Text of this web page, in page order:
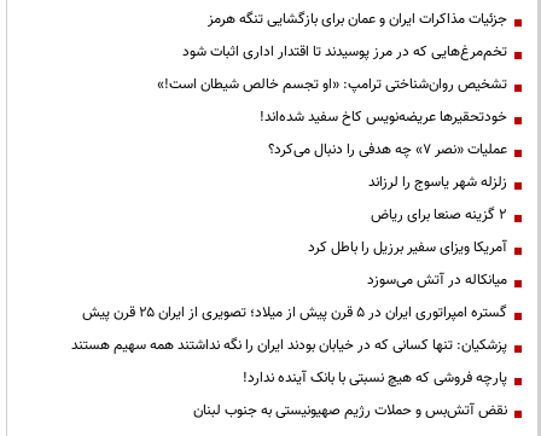
جزئیات مذاکرات ایران و عمان برای بازگشایی تنگه هرمز
تخم‌مرغ‌هایی که در مرز پوسیدند تا اقتدار اداری اثبات شود
تشخیص روان‌شناختی ترامپ: «او تجسم خالص شیطان است!»
خودتحقیرها عریضه‌نویس کاخ سفید شده‌اند!
عملیات «نصر ۷» چه هدفی را دنبال می‌کرد؟
زلزله شهر یاسوج را لرزاند
۲ گزینه صنعا برای ریاض
آمریکا ویزای سفیر برزیل را باطل کرد
میانکاله در آتش می‌سوزد
گستره امپراتوری ایران در ۵ قرن پیش از میلاد؛ تصویری از ایران ۲۵ قرن پیش
پزشکیان: تنها کسانی که در خیابان بودند ایران را نگه نداشتند همه سهیم هستند
پارچه فروشی که هیچ نسبتی با بانک آینده ندارد!
نقض آتش‌بس و حملات رژیم صهیونیستی به جنوب لبنان